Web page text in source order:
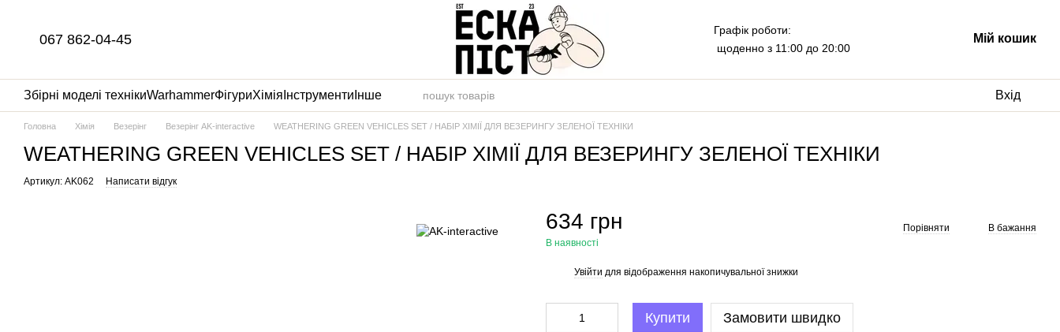
067 862-04-45
Графік роботи:
щоденно з 11:00 до 20:00
Мій кошик
Збірні моделі технікиWarhammerФігуриХімія Інструменти Інше Вхід
Головна Хімія Везерінг Везерінг AK-interactive WEATHERING GREEN VEHICLES SET / НАБІР ХІМІЇ ДЛЯ ВЕЗЕРИНГУ ЗЕЛЕНОЇ ТЕХНІКИ
WEATHERING GREEN VEHICLES SET / НАБІР ХІМІЇ ДЛЯ ВЕЗЕРИНГУ ЗЕЛЕНОЇ ТЕХНІКИ
Артикул: AK062 Написати відгук
634 грн
В наявності
Порівняти В бажання
Увійти для відображення накопичувальної знижки
Купити Замовити швидко